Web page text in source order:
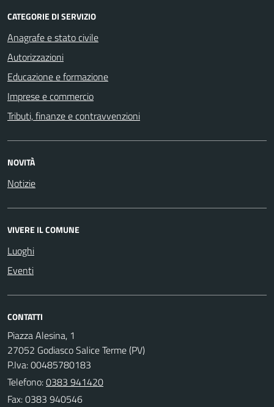
CATEGORIE DI SERVIZIO
Anagrafe e stato civile
Autorizzazioni
Educazione e formazione
Imprese e commercio
Tributi, finanze e contravvenzioni
NOVITÀ
Notizie
VIVERE IL COMUNE
Luoghi
Eventi
CONTATTI
Piazza Alesina, 1
27052 Godiasco Salice Terme (PV)
P.Iva: 00485780183
Telefono:0383 941420
Fax: 0383 940546